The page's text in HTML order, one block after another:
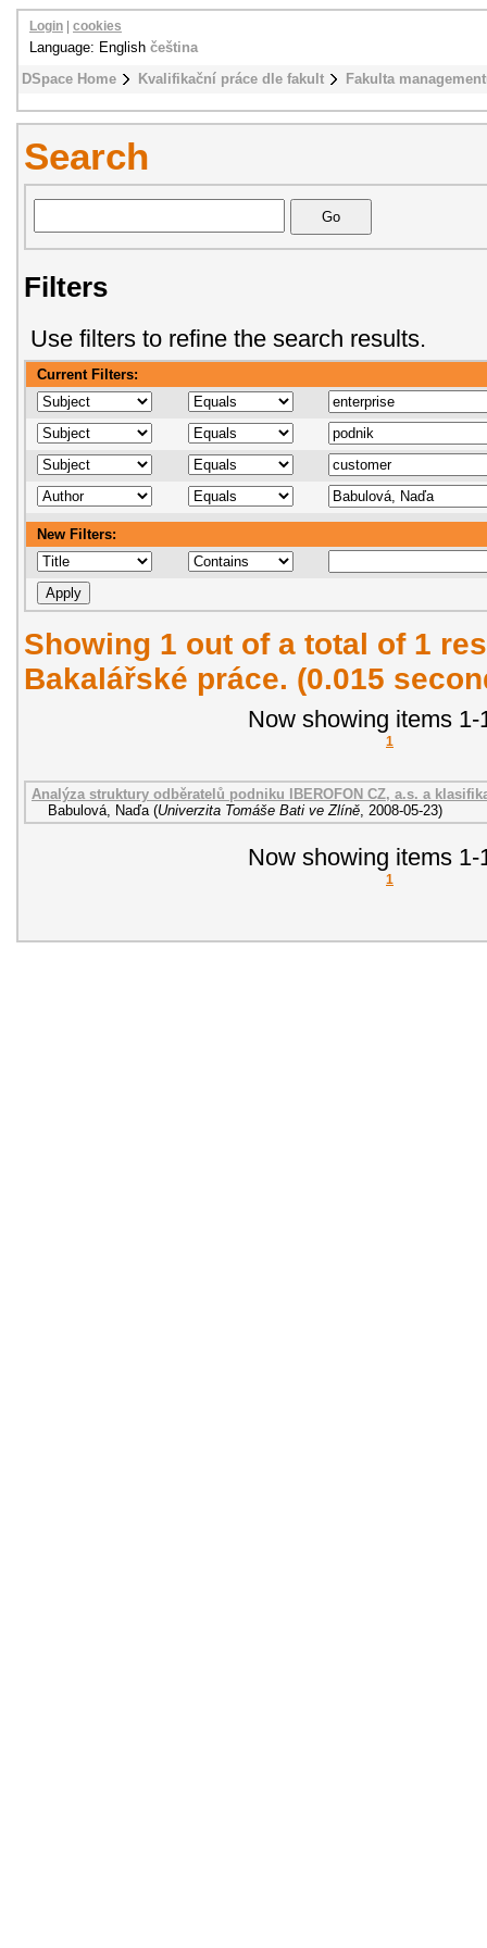
DSpace Home Kvalifikační práce dle fakult Fakulta
Login cookies
Language: English čeština
Search
Filters
Use filters to refine the search results.
Current Filters:
New Filters:
Showing 1 out of a total of 1
Bakalářské práce. (0.015
Now showing items 1-
1
Analýza struktury odběratelů podniku IBEROFON CZ, a.s. a
Babulová, Naďa (Univerzita Tomáše Bati ve Zlíně, 2008-05-23)
Now showing items 1-
1